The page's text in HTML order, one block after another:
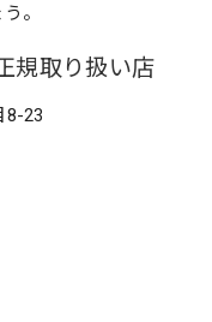
。
規取り扱い店
8-23